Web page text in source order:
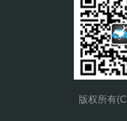
版权所有